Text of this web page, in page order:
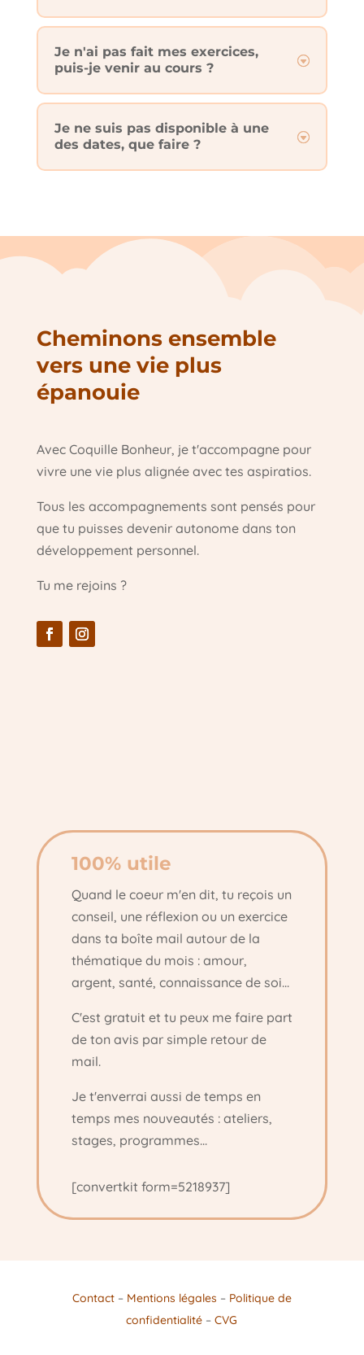
Je n'ai pas fait mes exercices,
puis-je venir au cours ?
Je ne suis pas disponible à une
des dates, que faire ?
Cheminons ensemble
vers une vie plus
épanouie
Avec Coquille Bonheur, je t'accompagne pour
vivre une vie plus alignée avec tes aspiratios.
Tous les accompagnements sont pensés pour
que tu puisses devenir autonome dans ton
développement personnel.
Tu me rejoins ?
100% utile
Quand le coeur m'en dit, tu reçois un
conseil, une réflexion ou un exercice
dans ta boîte mail autour de la
thématique du mois : amour,
argent, santé, connaissance de soi...
C'est gratuit et tu peux me faire part
de ton avis par simple retour de
mail.
Je t'enverrai aussi de temps en
temps mes nouveautés : ateliers,
stages, programmes...
[convertkit form=5218937]
Contact– Mentions légales – Politique de
confidentialité –CVG